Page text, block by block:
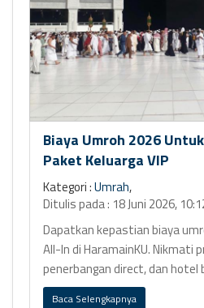
Biaya Umroh 2026
Paket Keluarga VIP
Kategori :Umrah,
Ditulis pada : 18 Juni 2026,
Dapatkan kepastian biaya
All-In di HaramainKU. Nikmati
penerbangan direct, dan hotel
Baca Selengkapnya